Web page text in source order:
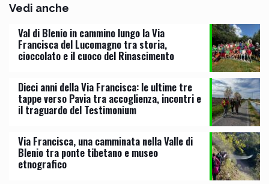
Vedi anche
Val di Blenio in cammino lungo la Via
Francisca del Lucomagno tra storia,
cioccolato e il cuoco del Rinascimento
Dieci anni della Via Francisca: le ultime tre
tappe verso Pavia tra accoglienza, incontri e
il traguardo del Testimonium
Via Francisca, una camminata nella Valle di
Blenio tra ponte tibetano e museo
etnografico